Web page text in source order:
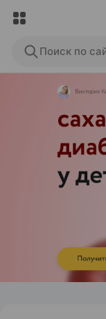
Поиск по